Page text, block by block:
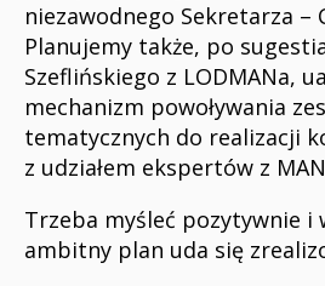
niezawodnego Sekretarza –
Planujemy także, po
Szeflińskiego z LODMANa,
mechanizm powoływania
tematycznych do realizacji
z udziałem ekspertów z
Trzeba myśleć pozytywnie i
ambitny plan uda się